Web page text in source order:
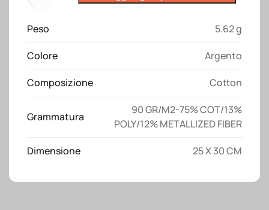
regalo
policotone
brillante
90
con
a
quantità
Peso 5.62 g
Colore Argento
Composizione Cotton
Grammatura
90 GR/M2-75% COT/13%
POLY/12% METALLIZED FIBER
Dimensione 25 X 30 CM